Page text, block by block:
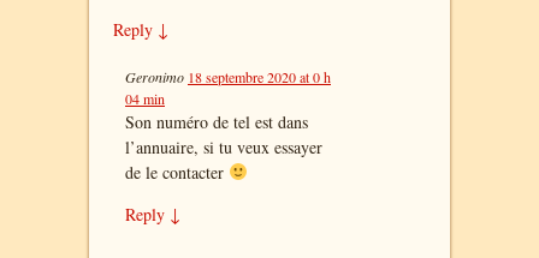
Reply ↓
Geronimo 18 septembre 2020 at 0 h
04 min
Son numéro de tel est dans
l’annuaire, si tu veux essayer
de le contacter
Reply ↓